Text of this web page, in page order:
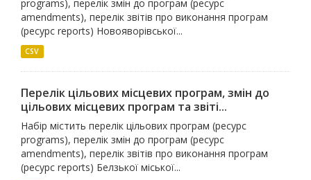
programs), перелік змін до програм (ресурс
amendments), перелік звітів про виконання програм
(ресурс reports) Новояворівської...
CSV
Перелік цільових місцевих програм, змін до
цільових місцевих програм та звіті...
Набір містить перелік цільових програм (ресурс
programs), перелік змін до програм (ресурс
amendments), перелік звітів про виконання програм
(ресурс reports) Белзької міської...